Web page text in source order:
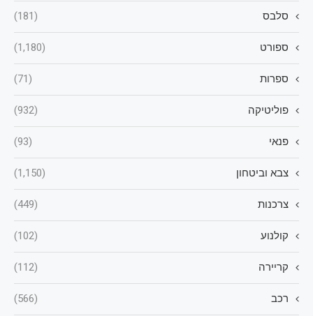
סלבס (181)
ספורט (1,180)
ספרות (71)
פוליטיקה (932)
פנאי (93)
צבא וביטחון (1,150)
צרכנות (449)
קולנוע (102)
קריירה (112)
רכב (566)